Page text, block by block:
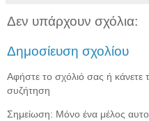
Δεν υπάρχουν σχόλια:
Δημοσίευση σχολίου
Αφήστε το σχόλιό σας ή κάνετε
συζήτηση
Σημείωση: Μόνο ένα μέλος